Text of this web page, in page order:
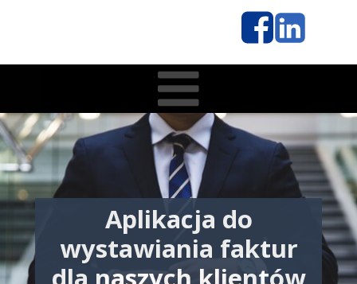
Aplikacja do
wystawiania faktur